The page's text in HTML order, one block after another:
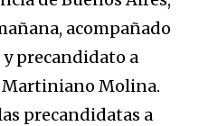
acompañado
precandidato a
Molina.
precandidatas a